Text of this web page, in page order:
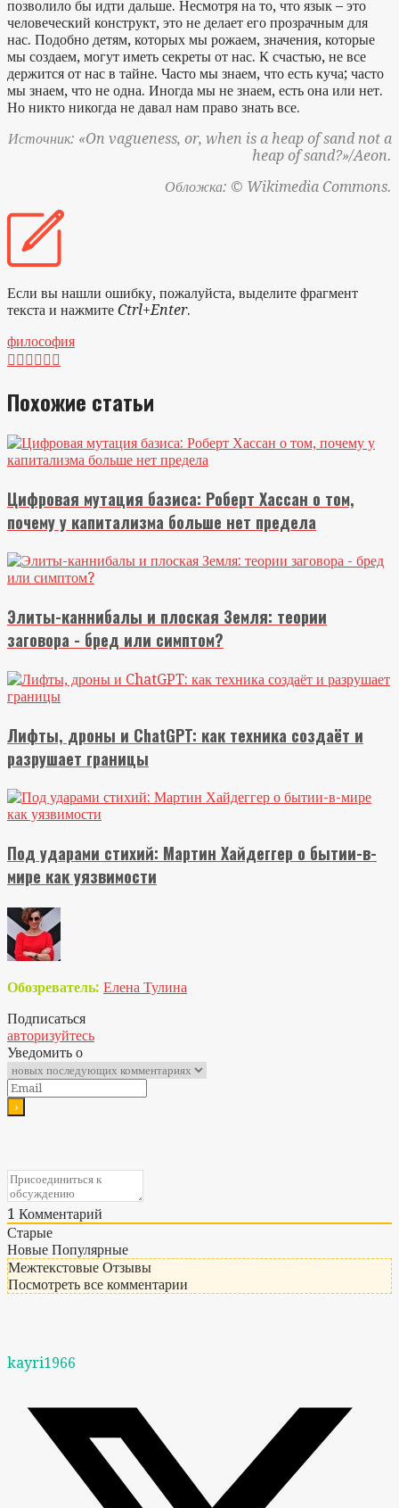
позволило бы идти дальше. Несмотря на то, что язык – это
человеческий конструкт, это не делает его прозрачным для
нас. Подобно детям, которых мы рожаем, значения, которые
мы создаем, могут иметь секреты от нас. К счастью, не все
держится от нас в тайне. Часто мы знаем, что есть куча; часто
мы знаем, что не одна. Иногда мы не знаем, есть она или нет.
Но никто никогда не давал нам право знать все.
Источник: «On vagueness, or, when is a heap of sand not a
heap of sand?»/Aeon.
Обложка: © Wikimedia Commons.
Если вы нашли ошибку, пожалуйста, выделите фрагмент
текста и нажмите Ctrl+Enter.
философия

Похожие статьи
Цифровая мутация базиса: Роберт Хассан о том,
почему у капитализма больше нет предела
Элиты-каннибалы и плоская Земля: теории
заговора - бред или симптом?
Лифты, дроны и ChatGPT: как техника создаёт и
разрушает границы
Под ударами стихий: Мартин Хайдеггер о бытии-в-
мире как уязвимости
Обозреватель: Елена Тулина
Подписаться
авторизуйтесь
Уведомить о
1 Комментарий
Старые
Новые Популярные
Межтекстовые Отзывы
Посмотреть все комментарии
kayri1966